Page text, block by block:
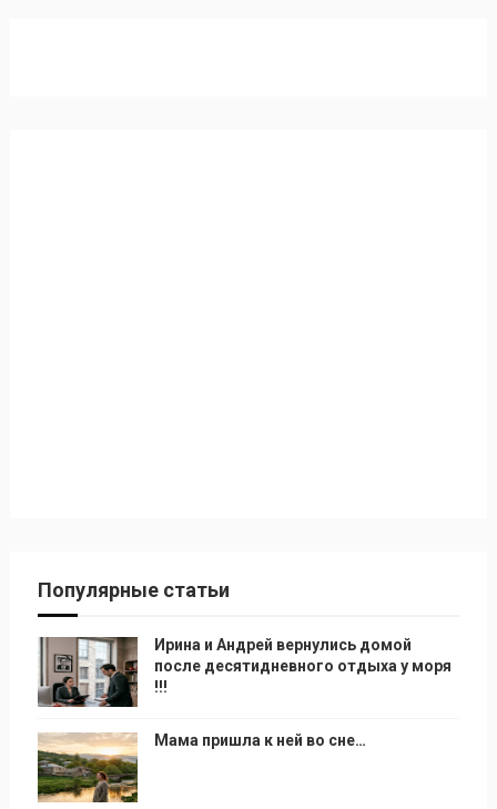
Популярные статьи
Ирина и Андрей вернулись домой
после десятидневного отдыха у моря
!!!
Мама пришла к ней во сне…